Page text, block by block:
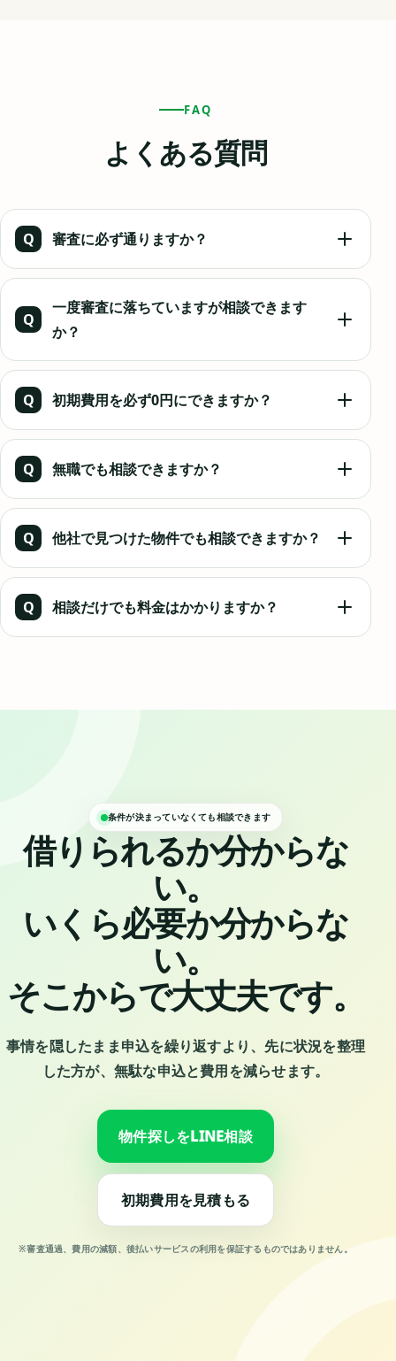
FAQ
よくある質問
Q 審査に必ず通りますか？
審査通過を保証することはできません。現在の状況を整
理し、条件が合いにくい申込を避けながら、可能性のあ
る物件や申込方法を検討します。
Q
一度審査に落ちていますが相談できます
か？
相談できます。前回の申込内容、希望家賃、保証会社な
ど分かる範囲で確認し、同じ条件の申込を繰り返さない
よう別の選択肢を探します。
Q 初期費用を必ず0円にできますか？
すべての物件を0円にできるわけではありません。仲介手
数料の減額、敷金礼金が少ない物件、フリーレント、カ
ード決済、後払いなど、利用できる方法を確認します。
Q 無職でも相談できますか？
相談は可能です。預貯金、今後の就業予定、保証人、代
理契約など、現在準備できる条件を確認します。
Q 他社で見つけた物件でも相談できますか？
可能です。SUUMO、HOME'S、アットホームなどの
URL、物件名、スクリーンショットをLINEで送ってくだ
さい。空室状況と取扱可否を確認します。
Q 相談だけでも料金はかかりますか？
条件が決まっていなくても相談できます
借りられるか分からな
い。
いくら必要か分からな
い。
そこからで大丈夫です。
事情を隠したまま申込を繰り返すより、先に状況を整理
した方が、無駄な申込と費用を減らせます。
物件探しをLINE相談
初期費用を見積もる
※審査通過、費用の減額、後払いサービスの利用を保証するものではありません。